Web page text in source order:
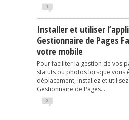
1
Installer et utiliser
Gestionnaire de Pages
votre mobile
Pour faciliter la gestion de vos
statuts ou photos lorsque vous
déplacement, installez et
Gestionnaire de Pages...
3